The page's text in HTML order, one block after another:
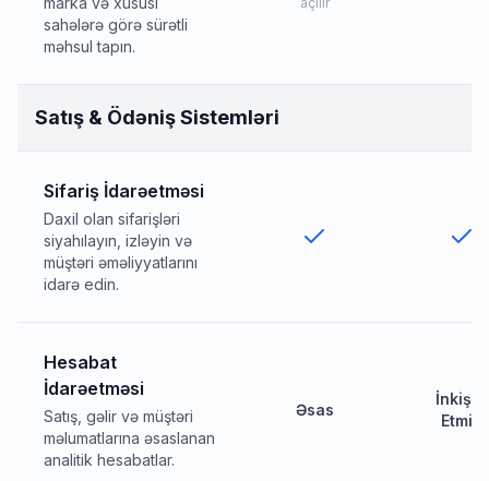
sahələrə görə sürətli
məhsul tapın.
Satış & Ödəniş Sistemləri
Sifariş İdarəetməsi
Daxil olan sifarişləri
siyahılayın, izləyin və
müştəri əməliyyatlarını
idarə edin.
Hesabat
İdarəetməsi
Satış, gəlir və müştəri
məlumatlarına əsaslanan
analitik hesabatlar.
Əsas
İnkişaf
Etmiş